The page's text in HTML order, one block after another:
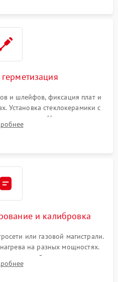
и шлейфов, фиксация плат и
Установка стеклокерамики с
зазоров. Нанесение
укладка уплотнительной
и калибровка
или газовой магистрали.
на разных мощностях.
таймера, индикаторов
защиты от перегрева.